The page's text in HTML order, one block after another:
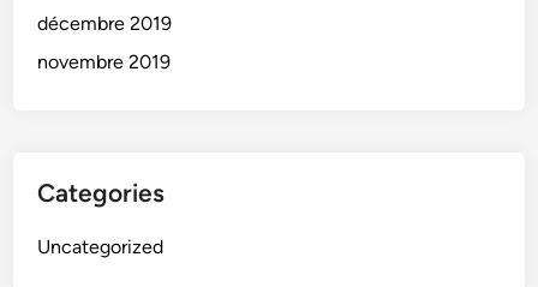
décembre 2019
novembre 2019
Categories
Uncategorized